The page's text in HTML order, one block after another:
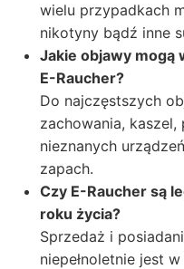
wielu przypadkach
nikotyny bądź inne
Jakie objawy mogą
E-Raucher?
Do najczęstszych
zachowania, kaszel,
nieznanych
zapach.
Czy E-Raucher są
roku życia?
Sprzedaż i
niepełnoletnie jest